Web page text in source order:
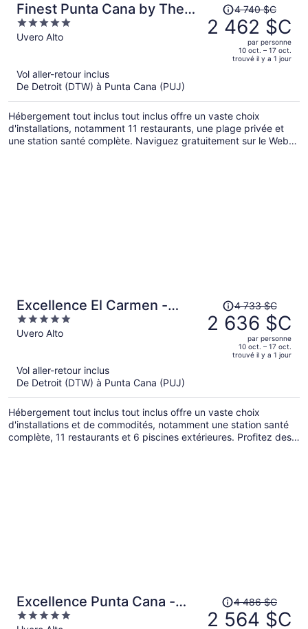
Finest Punta Cana by The
Excellence Collection - All
Inclusive
5
out
Uvero Alto
prix
était
de 4 740 $C,
de 2 462 $C
par
personne.
4 740 $C
2 462 $C
par personne
10 oct. – 17 oct.
trouvé il y a 1 jour
Vol aller-retour inclus
De Detroit (DTW) à Punta Cana (PUJ)
Hébergement tout inclus tout inclus offre un vaste choix
d'installations, notamment 11 restaurants, une plage privée et
une station santé complète. Naviguez gratuitement sur le Web
Excellence El Carmen -
Adults Only All Inclusive
5
out
Uvero Alto
prix
était
de 4 733 $C,
de 2 636 $C
par
personne.
4 733 $C
2 636 $C
par personne
10 oct. – 17 oct.
trouvé il y a 1 jour
Vol aller-retour inclus
De Detroit (DTW) à Punta Cana (PUJ)
Hébergement tout inclus tout inclus offre un vaste choix
d'installations et de commodités, notamment une station santé
complète, 11 restaurants et 6 piscines extérieures. Profitez des
Excellence Punta Cana -
Adults Only All Inclusive
5
prix
4 486 $C
2 564 $C